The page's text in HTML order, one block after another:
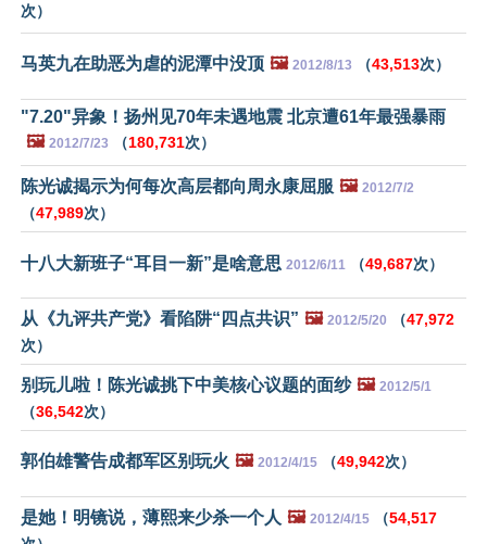
次）
马英九在助恶为虐的泥潭中没顶 🖼️ 2012/8/13 （43,513次）
"7.20"异象！扬州见70年未遇地震 北京遭61年最强暴雨
🖼️ 2012/7/23 （180,731次）
陈光诚揭示为何每次高层都向周永康屈服 🖼️ 2012/7/2
（47,989次）
十八大新班子“耳目一新”是啥意思 2012/6/11 （49,687次）
从《九评共产党》看陷阱“四点共识” 🖼️ 2012/5/20 （47,972
次）
别玩儿啦！陈光诚挑下中美核心议题的面纱 🖼️ 2012/5/1
（36,542次）
郭伯雄警告成都军区别玩火 🖼️ 2012/4/15 （49,942次）
是她！明镜说，薄熙来少杀一个人 🖼️ 2012/4/15 （54,517